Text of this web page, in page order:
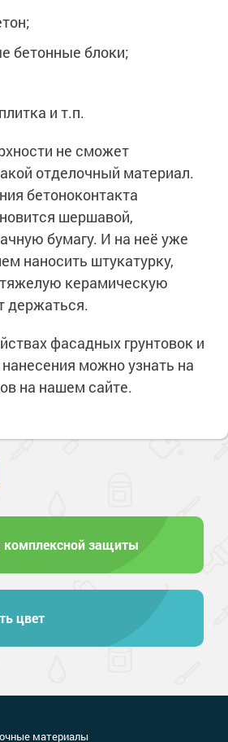
бетонные блоки;
и т.п.
не сможет
отделочный материал.
бетоноконтакта
шершавой,
бумагу. И на неё уже
наносить штукатурку,
керамическую
держаться.
фасадных грунтовок и
можно узнать на
на нашем сайте.
защиты
цвет
материалы